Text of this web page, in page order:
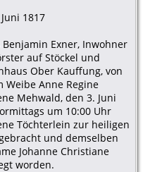
1817
Benjamin Exner, Inwohner
auf Stöckel und
Ober Kauffung, von
Weibe Anne Regine
Mehwald, den 3. Juni
um 10:00 Uhr
Töchterlein zur heiligen
und demselben
Johanne Christiane
worden.